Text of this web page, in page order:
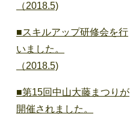
（2018.5)
■スキルアップ研修会を行
いました。
（2018.5)
■第15回中山大藤まつりが
開催されました。